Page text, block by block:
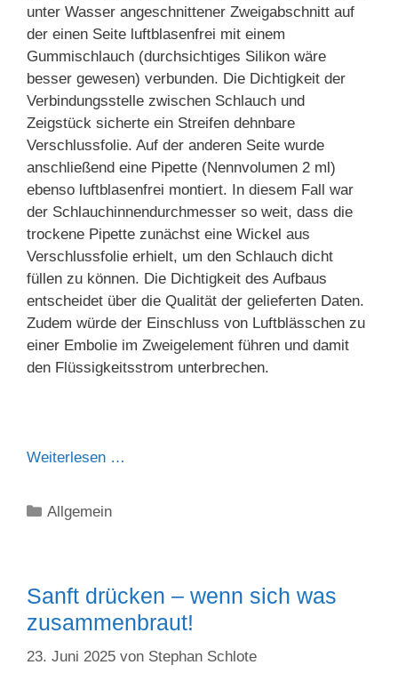
unter Wasser angeschnittener Zweigabschnitt auf
der einen Seite luftblasenfrei mit einem
Gummischlauch (durchsichtiges Silikon wäre
besser gewesen) verbunden. Die Dichtigkeit der
Verbindungsstelle zwischen Schlauch und
Zeigstück sicherte ein Streifen dehnbare
Verschlussfolie. Auf der anderen Seite wurde
anschließend eine Pipette (Nennvolumen 2 ml)
ebenso luftblasenfrei montiert. In diesem Fall war
der Schlauchinnendurchmesser so weit, dass die
trockene Pipette zunächst eine Wickel aus
Verschlussfolie erhielt, um den Schlauch dicht
füllen zu können. Die Dichtigkeit des Aufbaus
entscheidet über die Qualität der gelieferten Daten.
Zudem würde der Einschluss von Luftblässchen zu
einer Embolie im Zweigelement führen und damit
den Flüssigkeitsstrom unterbrechen.
Weiterlesen …
Kategorien
Allgemein
Sanft drücken – wenn sich was
zusammenbraut!
23. Juni 2025 von Stephan Schlote